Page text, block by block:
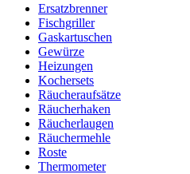
Ersatzbrenner
Fischgriller
Gaskartuschen
Gewürze
Heizungen
Kochersets
Räucheraufsätze
Räucherhaken
Räucherlaugen
Räuchermehle
Roste
Thermometer